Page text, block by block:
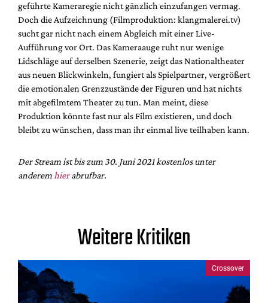
geführte Kameraregie nicht gänzlich einzufangen vermag.
Doch die Aufzeichnung (Filmproduktion: klangmalerei.tv)
sucht gar nicht nach einem Abgleich mit einer Live-
Aufführung vor Ort. Das Kameraauge ruht nur wenige
Lidschläge auf derselben Szenerie, zeigt das Nationaltheater
aus neuen Blickwinkeln, fungiert als Spielpartner, vergrößert
die emotionalen Grenzzustände der Figuren und hat nichts
mit abgefilmtem Theater zu tun. Man meint, diese
Produktion könnte fast nur als Film existieren, und doch
bleibt zu wünschen, dass man ihr einmal live teilhaben kann.
Der Stream ist bis zum 30. Juni 2021 kostenlos unter
anderem hierabrufbar.
Weitere Kritiken
Crossover